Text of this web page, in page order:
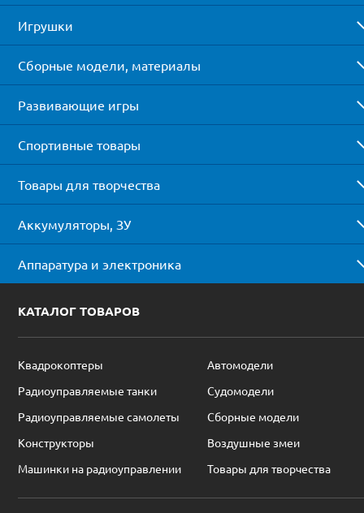
Игрушки
Сборные модели, материалы
Развивающие игры
Спортивные товары
Товары для творчества
Аккумуляторы, ЗУ
Аппаратура и электроника
КАТАЛОГ ТОВАРОВ
Квадрокоптеры
Автомодели
Радиоуправляемые танки
Судомодели
Радиоуправляемые самолеты
Сборные модели
Конструкторы
Воздушные змеи
Машинки на радиоуправлении
Товары для творчества